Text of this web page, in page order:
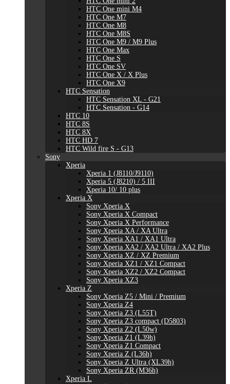
HTC One mini M4
HTC One M7
HTC One M8
HTC One M8S
HTC One M9 / M9 Plus
HTC One Max
HTC One S
HTC One SV
HTC One X / X Plus
HTC One X9
HTC Sensation
HTC Sensation XL - G21
HTC Sensation - G14
HTC 10
HTC 8S
HTC 8X
HTC HD 7
HTC Wild fire S - G13
Sony
Xperia
Xperia 1 (J8110/J9110)
Xperia 5 (J8210) / 5 III
Xperia 10/ 10 plus
Xperia X
Sony Xperia X
Sony Xperia X Compact
Sony Xperia X Performance
Sony Xperia XA / XA Ultra
Sony Xperia XA1 / XA1 Ultra
Sony Xperia XA2 / XA2 Ultra / XA2 Plus
Sony Xperia XZ / XZ Premium
Sony Xperia XZ1 / XZ1 Compact
Sony Xperia XZ2 / XZ2 Compact
Sony Xperia XZ3
Xperia Z
Sony Xperia Z5 / Mini / Premium
Sony Xperia Z4
Sony Xperia Z3 (L55T)
Sony Xperia Z3 compact (D5803)
Sony Xperia Z2 (L50w)
Sony Xperia Z1 (L39h)
Sony Xperia Z1 Compact
Sony Xperia Z (L36h)
Sony Xperia Z Ultra (XL39h)
Sony Xperia ZR (M36h)
Xperia L